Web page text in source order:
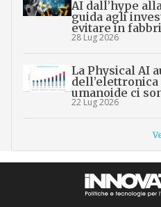
AI dall’hype
guida agli
evitare in
28 Lug 2026
La Physical AI
umanoide ci
22 Lug 2026